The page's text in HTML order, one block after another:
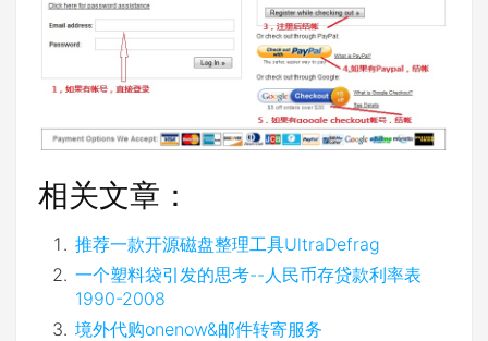
相关文章：
推荐一款开源磁盘整理工具UltraDefrag
一个塑料袋引发的思考--人民币存贷款利率表
1990-2008
境外代购onenow&邮件转寄服务